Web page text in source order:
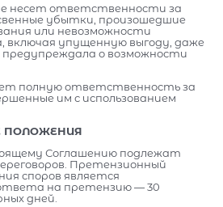
несет ответственности за
убытки, произошедшие
или невозможности
включая упущенную выгоду, даже
о возможности
полную ответственность за
им с использованием
ПОЛОЖЕНИЯ
Соглашению подлежат
Претензионный
споров является
на претензию — 30
дней.